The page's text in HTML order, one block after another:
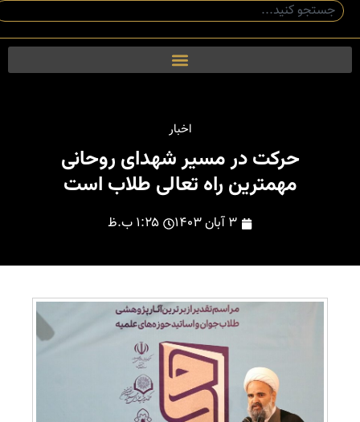
اخبار
حرکت در مسیر شهدای روحانی
مهمترین راه تعالی طلاب است
۳ آبان ۱۴۰۳ ۱:۲۵ ب.ظ